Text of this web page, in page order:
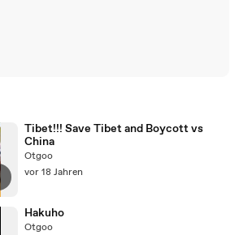
Tibet!!! Save Tibet and Boycott vs
China
Otgoo
vor 18 Jahren
Hakuho
Otgoo